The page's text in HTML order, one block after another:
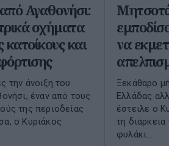
Αγαθονήσι:
οχήματα
κατοίκους και
την άνοιξη του
έναν από τους
της περιοδείας
ο Κυριάκος
να
Ξεκάθαρο
Ελλάδας
έστειλε ο
τη
φυλάκι...